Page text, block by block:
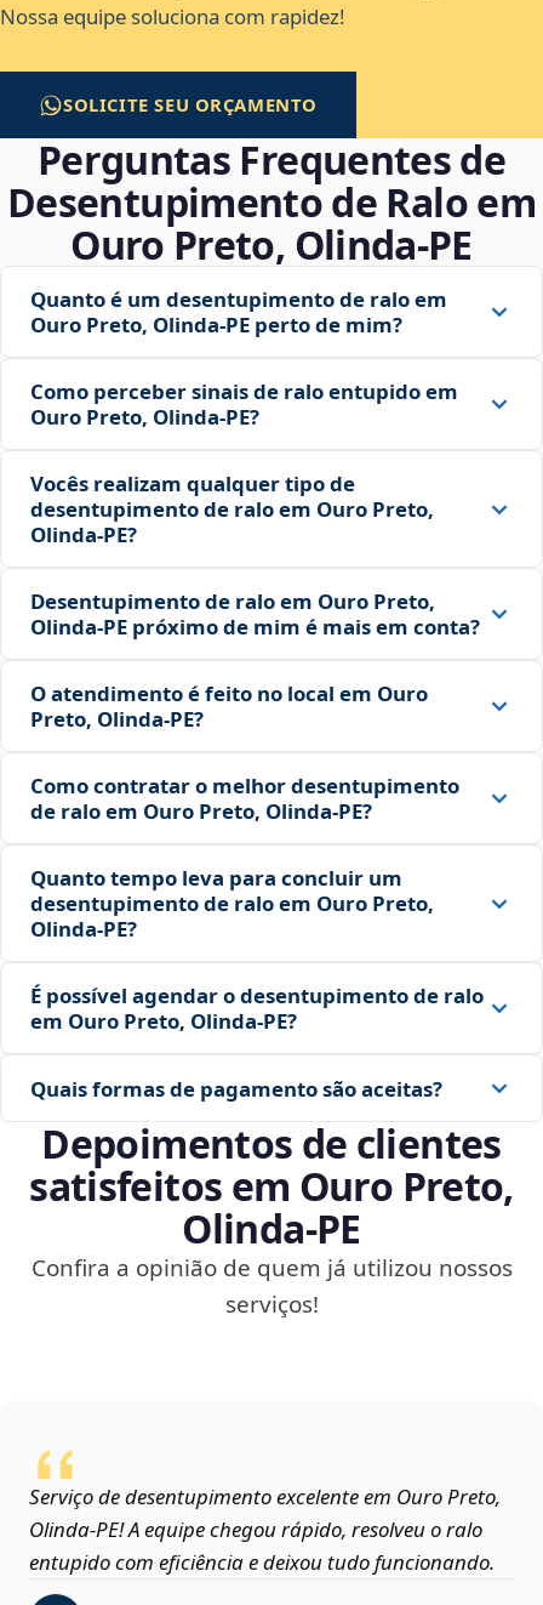
Nossa equipe soluciona com rapidez!
SOLICITE SEU ORÇAMENTO
Perguntas Frequentes de
Desentupimento de Ralo em
Ouro Preto, Olinda‑PE
Quanto é um desentupimento de ralo em
Ouro Preto, Olinda‑PE perto de mim?
Como perceber sinais de ralo entupido em
Ouro Preto, Olinda‑PE?
Vocês realizam qualquer tipo de
desentupimento de ralo em Ouro Preto,
Olinda‑PE?
Desentupimento de ralo em Ouro Preto,
Olinda‑PE próximo de mim é mais em conta?
O atendimento é feito no local em Ouro
Preto, Olinda‑PE?
Como contratar o melhor desentupimento
de ralo em Ouro Preto, Olinda‑PE?
Quanto tempo leva para concluir um
desentupimento de ralo em Ouro Preto,
Olinda‑PE?
É possível agendar o desentupimento de ralo
em Ouro Preto, Olinda‑PE?
Quais formas de pagamento são aceitas?
Depoimentos de clientes
satisfeitos em Ouro Preto,
Olinda‑PE
Confira a opinião de quem já utilizou nossos
serviços!
Serviço de desentupimento excelente em Ouro Preto,
Olinda‑PE! A equipe chegou rápido, resolveu o ralo
entupido com eficiência e deixou tudo funcionando.